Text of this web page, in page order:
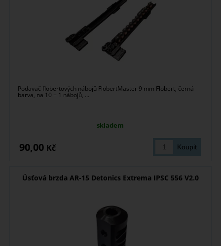
Podavač flobertových nábojů FlobertMaster 9 mm Flobert, černá
barva, na 10 + 1 nábojů, ...
skladem
90,00 Kč
Úsťová brzda AR-15 Detonics Extrema IPSC 556 V2.0